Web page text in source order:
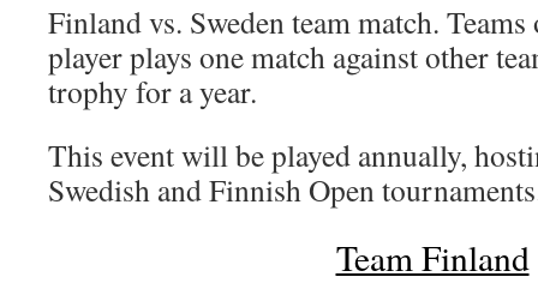
Finland vs. Sweden team match.
player plays one match against other
trophy for a year.
This event will be played annually,
Swedish and Finnish Open
Team Finland